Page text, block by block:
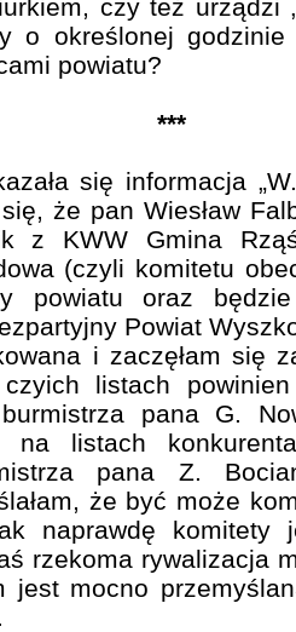
czy też urządzi
o określonej
powiatu?
***
się informacja
że pan Wiesław
z KWW Gmina
(czyli komitetu
powiatu oraz
Powiat
i zaczęłam się
listach
pana G.
na listach
pana Z.
że być może
naprawdę komitety
rzekoma rywalizacja
jest mocno